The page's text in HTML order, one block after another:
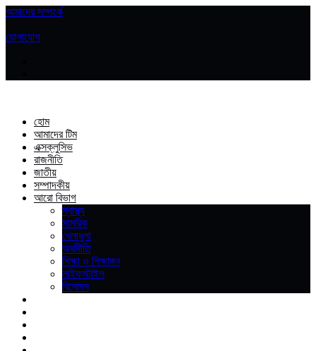
আমাদের সম্পর্কে
যোগাযোগ
হোম
আমাদের টিম
এক্সক্লুসিভ
রাজনীতি
জাতীয়
সম্পাদকীয়
আরো বিভাগ
স্বাস্থ্য
সামরিক
খেলাধুলা
অর্থনীতি
শিক্ষা ও শিক্ষাঙ্গন
লাইফস্টাইল
বিনোদন